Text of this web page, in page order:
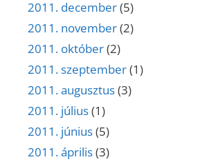
2011. december(5)
2011. november(2)
2011. október(2)
2011. szeptember(1)
2011. augusztus(3)
2011. július(1)
2011. június(5)
2011. április(3)